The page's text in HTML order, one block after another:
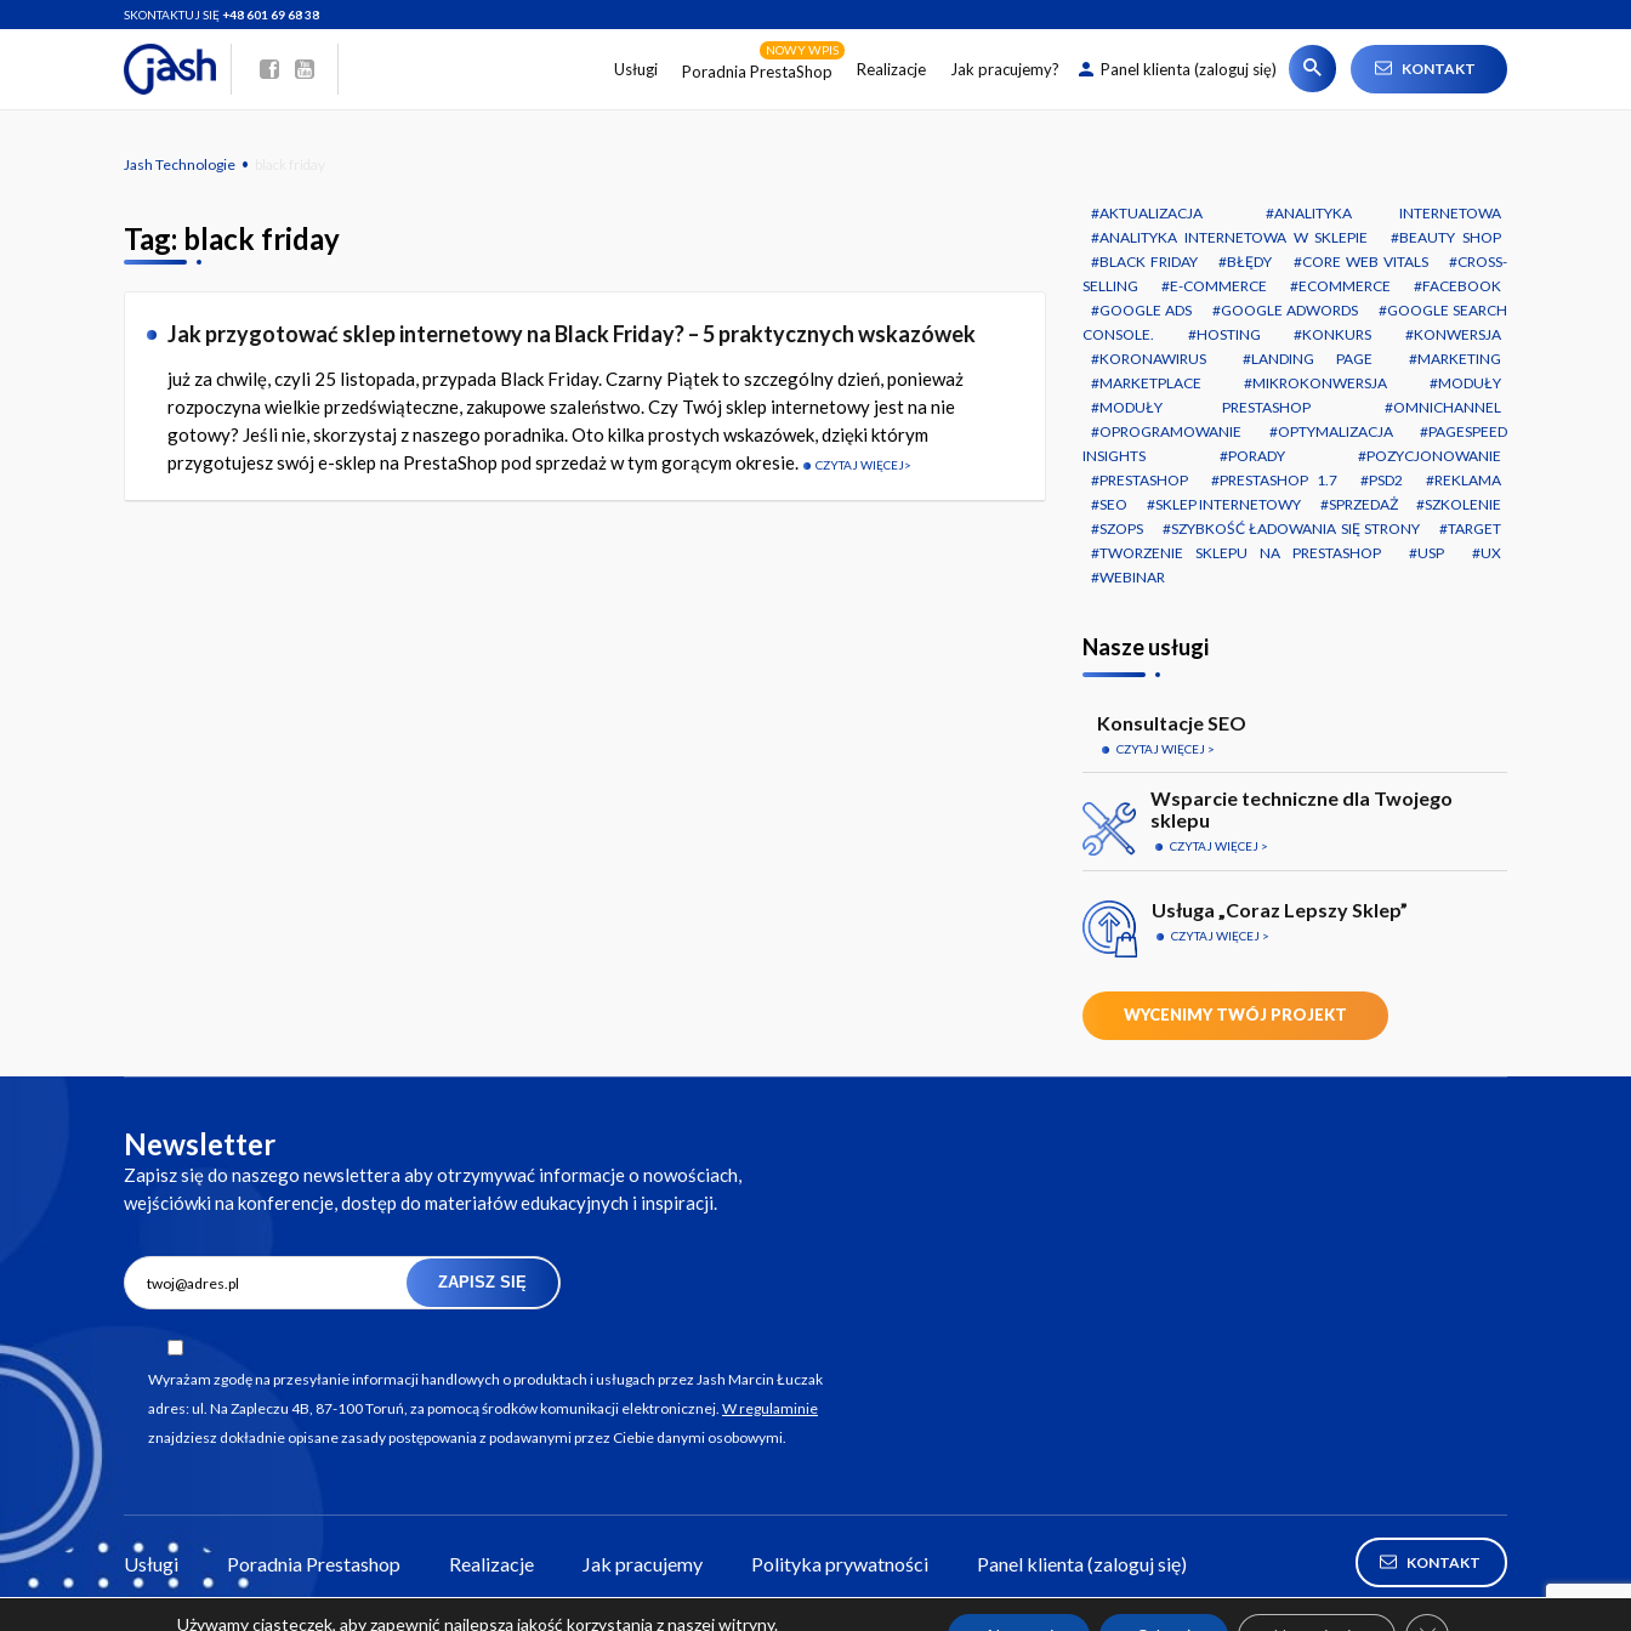
SKONTAKTUJ SIĘ+48 601 69 68 38
Usługi Poradnia PrestaShop
NOWY WPIS
Realizacje Jak pracujemy? Panel klienta (zaloguj się) KONTAKT
Jash Technologie · black friday
Tag: black friday
Jak przygotować sklep internetowy na Black Friday? – 5 praktycznych wskazówek
już za chwilę, czyli 25 listopada, przypada Black Friday. Czarny Piątek to szczególny dzień, ponieważ
rozpoczyna wielkie przedświąteczne, zakupowe szaleństwo. Czy Twój sklep internetowy jest na nie
gotowy? Jeśli nie, skorzystaj z naszego poradnika. Oto kilka prostych wskazówek, dzięki którym
przygotujesz swóje-sklep na PrestaShop pod sprzedaż w tym gorącym okresie. CZYTAJ WIĘCEJ
AKTUALIZACJA
ANALITYKA INTERNETOWA
ANALITYKA INTERNETOWA W SKLEPIE
BEAUTY SHOP
BLACK FRIDAY
BŁĘDY CORE WEB VITALS
CROSS-
SELLING
E-COMMERCE ECOMMERCE
FACEBOOK
GOOGLE ADS
GOOGLE ADWORDS
GOOGLE SEARCH
CONSOLE.
HOSTING KONKURS
KONWERSJA
KORONAWIRUS
LANDING PAGE
MARKETING
MARKETPLACE
MIKROKONWERSJA
MODUŁY
MODUŁY PRESTASHOP
OMNICHANNEL
OPROGRAMOWANIE
OPTYMALIZACJA
PAGESPEED
INSIGHTS
PORADY
POZYCJONOWANIE
PRESTASHOP
PRESTASHOP 1.7 PSD2
REKLAMA
SEO
SKLEP INTERNETOWY SPRZEDAŻ
SZKOLENIE
SZOPS
SZYBKOŚĆ ŁADOWANIA SIĘ STRONY
TARGET
TWORZENIE SKLEPU NA PRESTASHOP
USP
UX
WEBINAR
Nasze usługi
Konsultacje SEO
CZYTAJ WIĘCEJ
Wsparcie techniczne dla Twojego
sklepu
CZYTAJ WIĘCEJ
Usługa „Coraz Lepszy Sklep”
CZYTAJ WIĘCEJ
WYCENIMY TWÓJ PROJEKT
Newsletter
Zapisz się do naszego newslettera aby otrzymywać informacje o nowościach,
wejściówki na konferencje, dostęp do materiałów edukacyjnych i inspiracji.
ZAPISZ SIĘ
Wyrażam zgodę na przesyłanie informacji handlowych o produktach i usługach przez Jash Marcin Łuczak
adres: ul. Na Zapleczu 4B, 87-100 Toruń, za pomocą środków komunikacji elektronicznej. W regulaminie
znajdziesz dokładnie opisane zasady postępowania z podawanymi przez Ciebie danymi osobowymi.
Usługi Poradnia Prestashop Realizacje Jak pracujemy Polityka prywatności Panel klienta (zaloguj się) KONTAKT
Używamy ciasteczek, aby zapewnić najlepszą jakość korzystania z naszej witryny.